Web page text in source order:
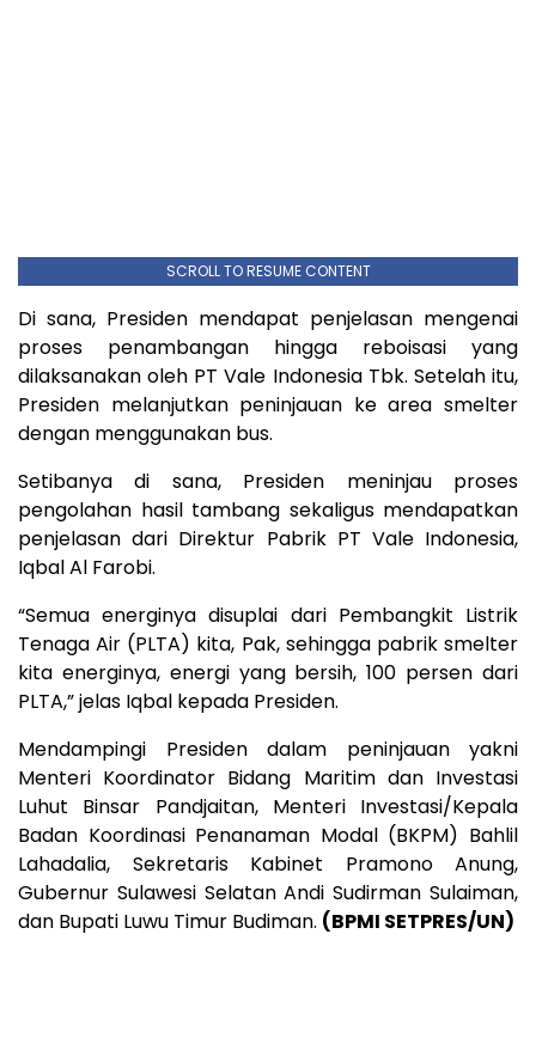
SCROLL TO RESUME CONTENT
Di sana, Presiden mendapat penjelasan mengenai
proses penambangan hingga reboisasi yang
dilaksanakan oleh PT Vale Indonesia Tbk. Setelah itu,
Presiden melanjutkan peninjauan ke area smelter
dengan menggunakan bus.
Setibanya di sana, Presiden meninjau proses
pengolahan hasil tambang sekaligus mendapatkan
penjelasan dari Direktur Pabrik PT Vale Indonesia,
Iqbal Al Farobi.
“Semua energinya disuplai dari Pembangkit Listrik
Tenaga Air (PLTA) kita, Pak, sehingga pabrik smelter
kita energinya, energi yang bersih, 100 persen dari
PLTA,” jelas Iqbal kepada Presiden.
Mendampingi Presiden dalam peninjauan yakni
Menteri Koordinator Bidang Maritim dan Investasi
Luhut Binsar Pandjaitan, Menteri Investasi/Kepala
Badan Koordinasi Penanaman Modal (BKPM) Bahlil
Lahadalia, Sekretaris Kabinet Pramono Anung,
Gubernur Sulawesi Selatan Andi Sudirman Sulaiman,
dan Bupati Luwu Timur Budiman. (BPMI SETPRES/UN)